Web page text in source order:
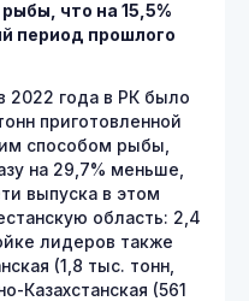
что на 15,5%
период прошлого
2022 года в РК было
приготовленной
способом рыбы,
на 29,7% меньше,
выпуска в этом
область: 2,4
лидеров также
(1,8 тыс. тонн,
Казахстанская (561